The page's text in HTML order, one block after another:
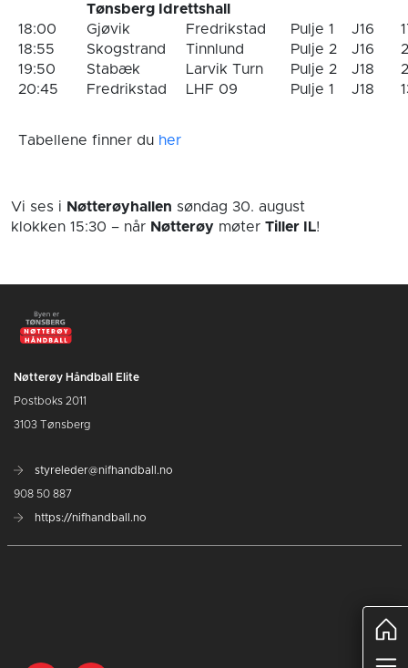
Tønsberg Idrettshall
18:00
Gjøvik Fredrikstad Pulje 1 J16
18:55
Skogstrand Tinnlund Pulje 2 J16
19:50
Stabæk Larvik Turn Pulje 2 J18
20:45
Fredrikstad LHF 09 Pulje 1 J18
Tabellene finner du her
Vi ses i Nøtterøyhallen søndag 30. august
klokken 15:30 – når Nøtterøy møter Tiller IL!
Nøtterøy Håndball Elite
Postboks 2011
3103 Tønsberg
styreleder@nifhandball.no
908 50 887
https://nifhandball.no